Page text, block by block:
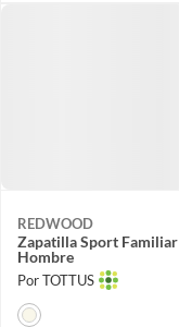
REDWOOD
Zapatilla Sport Familiar
Hombre
Por TOTTUS